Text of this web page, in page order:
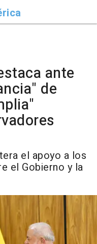
ante
de
el apoyo a los
el Gobierno y la